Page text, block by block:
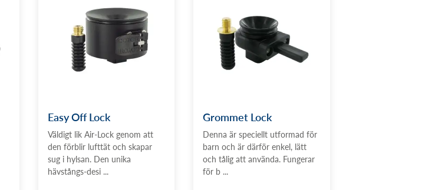
Easy Off Lock
Väldigt lik Air-Lock genom att
den förblir lufttät och skapar
sug i hylsan. Den unika
hävstångs-desi ...
Grommet Lock
Denna är speciellt utformad för
barn och är därför enkel, lätt
och tålig att använda. Fungerar
för b ...